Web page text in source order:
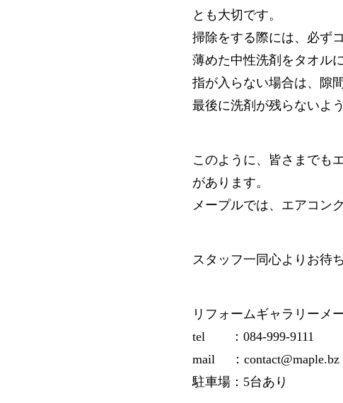
とも大切です。
掃除をする際には、必ず
薄めた中性洗剤をタオル
指が入らない場合は、隙
最後に洗剤が残らないよ
このように、皆さまでも
があります。
メープルでは、エアコン
スタッフ一同心よりお待
リフォームギャラリーメ
tel ：084-999-9111
mail ：contact@maple.bz
駐車場：5台あり